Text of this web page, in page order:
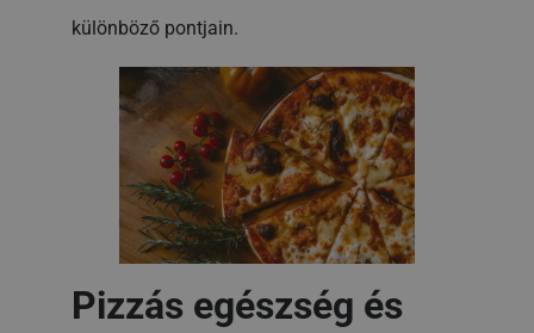
különböző pontjain.
Pizzás egészség és